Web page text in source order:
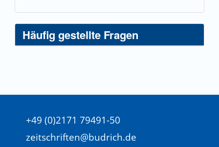
Häufig gestellte Fragen
+49 (0)2171 79491-50
zeitschriften@budrich.de